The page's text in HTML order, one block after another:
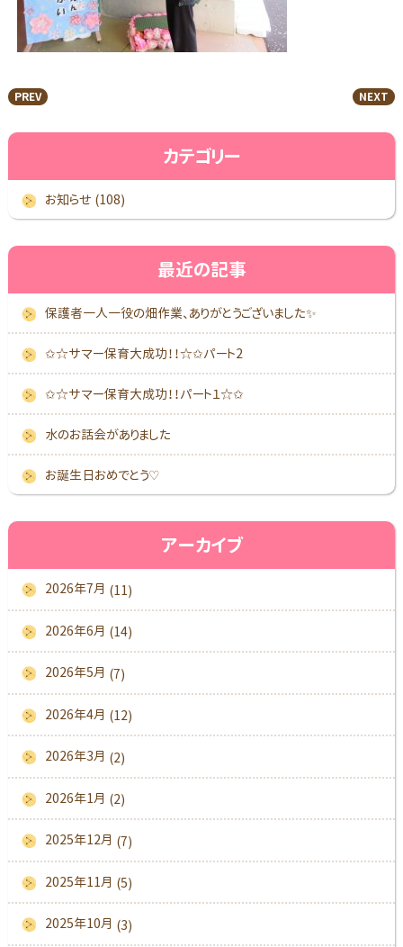
PREV NEXT
カテゴリー
お知らせ (108)
最近の記事
保護者一人一役の畑作業、ありがとうございました✨
✩☆サマー保育大成功！！☆✩パート2
✩☆サマー保育大成功！！パート１☆✩
水のお話会がありました
お誕生日おめでとう♡
アーカイブ
2026年7月 (11)
2026年6月 (14)
2026年5月 (7)
2026年4月 (12)
2026年3月 (2)
2026年1月 (2)
2025年12月 (7)
2025年11月 (5)
2025年10月 (3)